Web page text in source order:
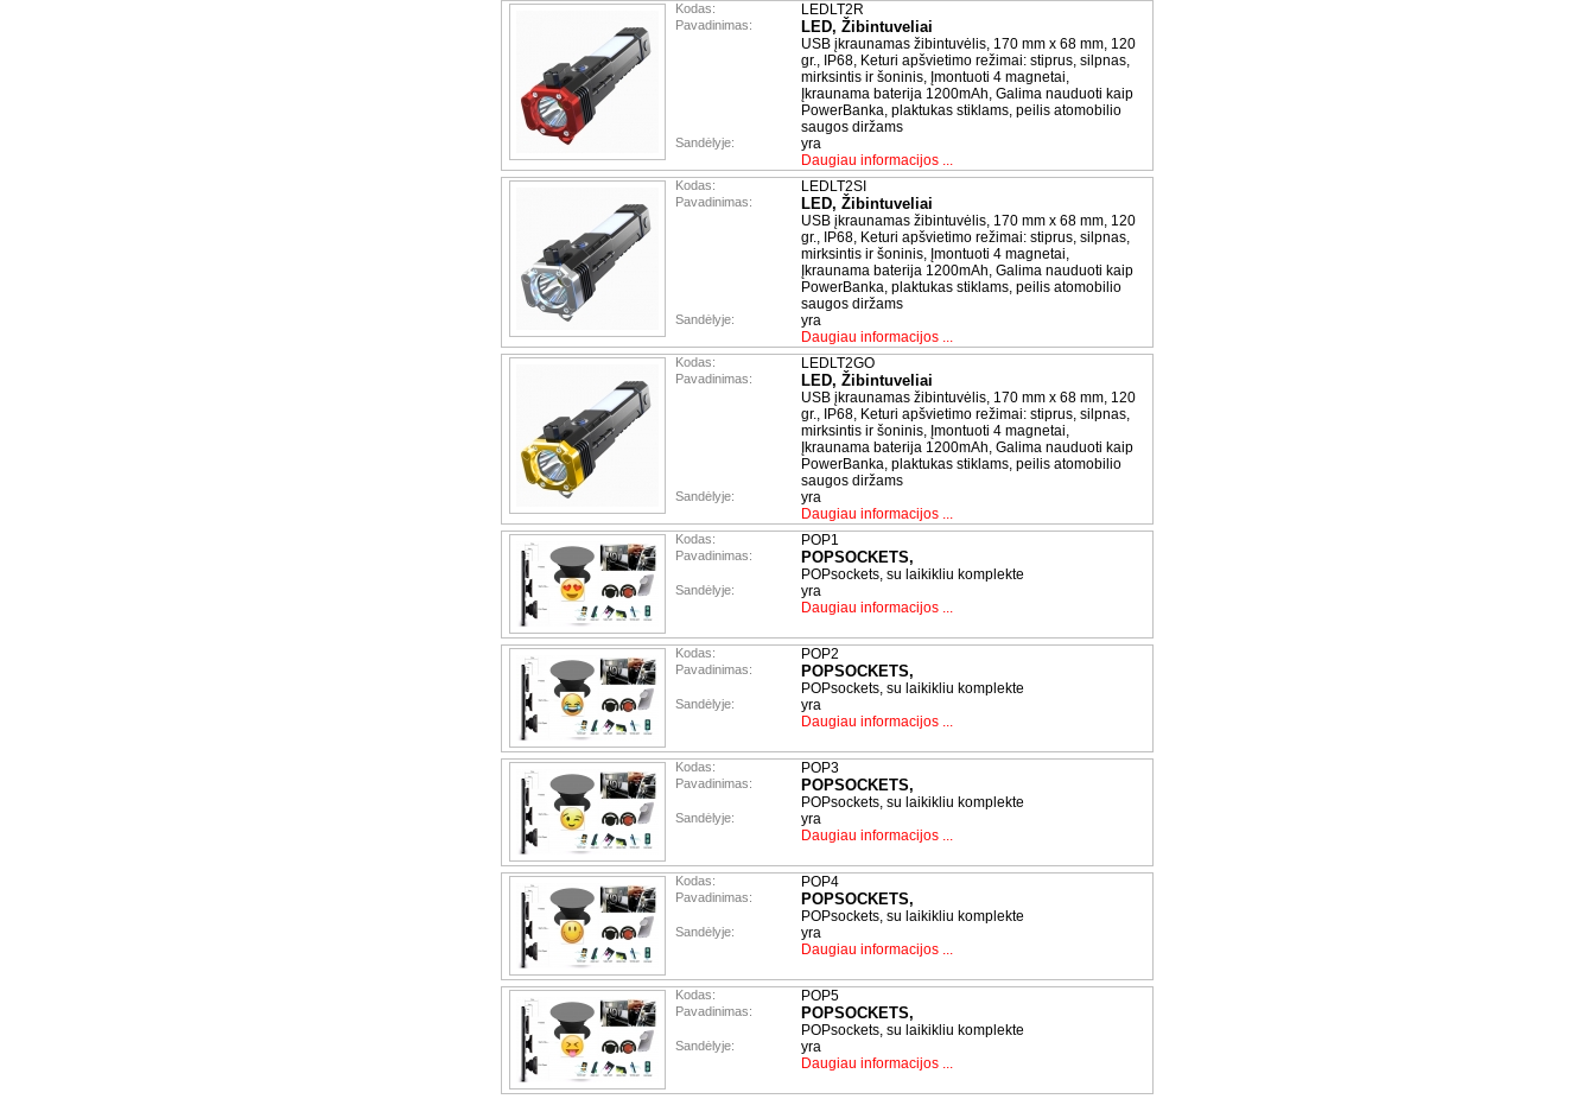
Kodas: LEDLT2R
Pavadinimas: LED, Žibintuveliai
USB įkraunamas žibintuvėlis, 170 mm x 68 mm, 120
gr., IP68, Keturi apšvietimo režimai: stiprus, silpnas,
mirksintis ir šoninis, Įmontuoti 4 magnetai,
Įkraunama baterija 1200mAh, Galima nauduoti kaip
PowerBanka, plaktukas stiklams, peilis atomobilio
saugos diržams
Sandėlyje:
yra
Daugiau informacijos ...
Kodas: LEDLT2SI
Pavadinimas: LED, Žibintuveliai
USB įkraunamas žibintuvėlis, 170 mm x 68 mm, 120
gr., IP68, Keturi apšvietimo režimai: stiprus, silpnas,
mirksintis ir šoninis, Įmontuoti 4 magnetai,
Įkraunama baterija 1200mAh, Galima nauduoti kaip
PowerBanka, plaktukas stiklams, peilis atomobilio
saugos diržams
Sandėlyje:
yra
Daugiau informacijos ...
Kodas: LEDLT2GO
Pavadinimas: LED, Žibintuveliai
USB įkraunamas žibintuvėlis, 170 mm x 68 mm, 120
gr., IP68, Keturi apšvietimo režimai: stiprus, silpnas,
mirksintis ir šoninis, Įmontuoti 4 magnetai,
Įkraunama baterija 1200mAh, Galima nauduoti kaip
PowerBanka, plaktukas stiklams, peilis atomobilio
saugos diržams
Sandėlyje:
yra
Daugiau informacijos ...
Kodas: POP1
Pavadinimas: POPSOCKETS,
POPsockets, su laikikliu komplekte
Sandėlyje:
yra
Daugiau informacijos ...
Kodas: POP2
Pavadinimas: POPSOCKETS,
POPsockets, su laikikliu komplekte
Sandėlyje:
yra
Daugiau informacijos ...
Kodas: POP3
Pavadinimas: POPSOCKETS,
POPsockets, su laikikliu komplekte
Sandėlyje:
yra
Daugiau informacijos ...
Kodas: POP4
Pavadinimas: POPSOCKETS,
POPsockets, su laikikliu komplekte
Sandėlyje:
yra
Daugiau informacijos ...
Kodas: POP5
Pavadinimas: POPSOCKETS,
POPsockets, su laikikliu komplekte
Sandėlyje:
yra
Daugiau informacijos ...